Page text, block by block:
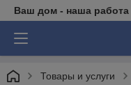
Ваш дом - наша работа
Товары и услуги